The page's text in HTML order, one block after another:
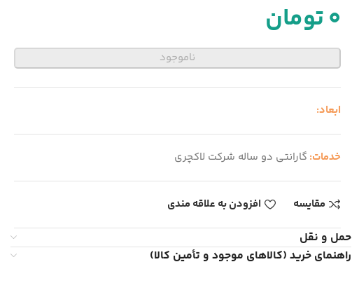
0تومان
ناموجود
ابعاد:
خدمات: گارانتی دو ساله شرکت لاکچری
مقایسه افزودن به علاقه مندی
حمل و نقل
راهنمای خرید (کالاهای موجود و تأمین کالا)